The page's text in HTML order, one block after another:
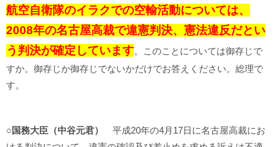
航空自衛隊のイラクでの空輸活動については、
2008年の名古屋高裁で違憲判決、憲法違反だとい
う判決が確定しています。このことについては御存じで
すか。御存じか御存じでないかだけでお答えください。総理で
す。
○国務大臣（中谷元君）
平成20年の4月17日に名古屋高裁にお